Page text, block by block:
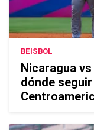
BEISBOL
Nicaragua
dónde